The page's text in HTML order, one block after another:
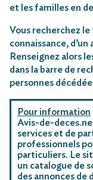
et les familles en
Vous recherchez le
connaissance, d’un
Renseignez alors
dans la barre de
personnes
Pour information
Avis-de-
services et de
professionnels
particuliers. Le
un catalogue de
des annonces de